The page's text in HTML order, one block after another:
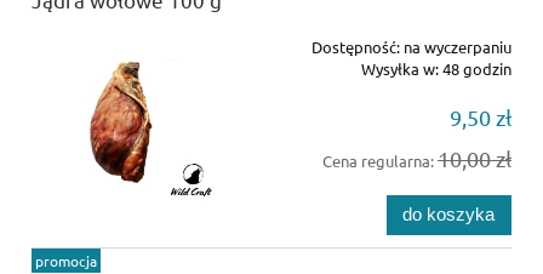
Dostępność: na wyczerpaniu
Wysyłka w:48 godzin
9,50 zł
Cena regularna:10,00 zł
do koszyka
promocja